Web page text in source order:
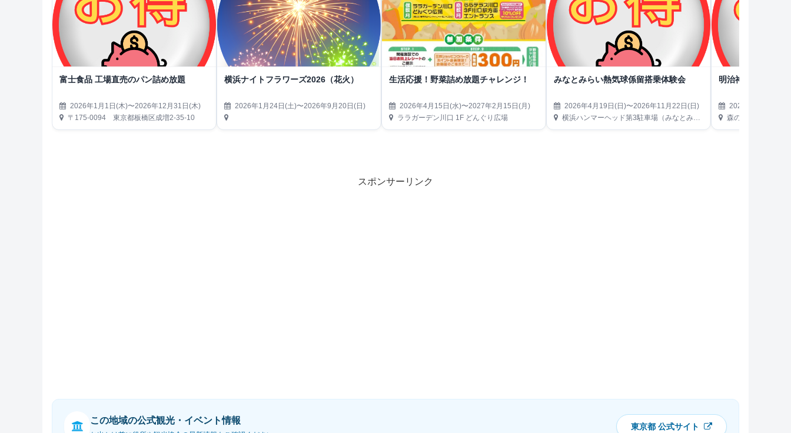
富士食品 工場直売のパン詰め放題
2026年1月1日(木)〜2026年12月31日(木)
〒175-0094 東京都板橋区成増2-35-10
横浜ナイトフラワーズ2026（花火）
2026年1月24日(土)〜2026年9月20日(日)
生活応援！野菜詰め放題チャレンジ！
2026年4月15日(水)〜2027年2月15日(月)
ララガーデン川口 1F どんぐり広場
みなとみらい熱気球係留搭乗体験会
2026年4月19日(日)〜2026年11月22日(日)
横浜ハンマーヘッド第3駐車場（みなとみらい21地区）
明治神宮外苑 森の
2026年4月22日(
森のビアガーデン（東京都新宿区
スポンサーリンク
この地域の公式観光・イベント情報
東京都 公式サイト